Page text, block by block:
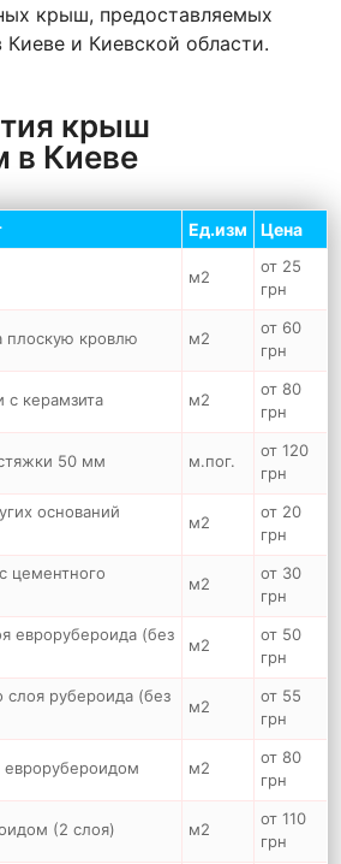
крыш, предоставляемых
и Киевской области.
крыш
в Киеве
Ед.изм Цена
м2
от 25
грн
плоскую кровлю м2
от 60
грн
с керамзита м2
от 80
грн
50 мм м.пог.
от 120
грн
оснований
м2
от 20
грн
цементного
м2
от 30
грн
еврорубероида (без
м2
от 50
грн
слоя рубероида (без
м2
от 55
грн
м2
от 80
грн
(2 слоя) м2
от 110
грн